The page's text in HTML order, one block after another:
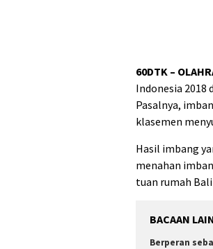
60DTK –
Indonesia 2018
Pasalnya,
klasemen
Hasil imbang
menahan
tuan rumah
BACAAN
Berperan